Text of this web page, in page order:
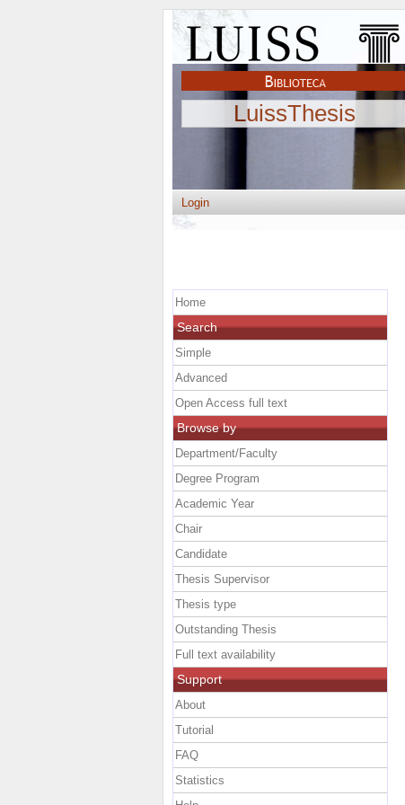
LuissThesis
Login
Home
Search
Simple
Advanced
Open Access full text
Browse by
Department/Faculty
Degree Program
Academic Year
Chair
Candidate
Thesis Supervisor
Thesis type
Outstanding Thesis
Full text availability
Support
About
Tutorial
FAQ
Statistics